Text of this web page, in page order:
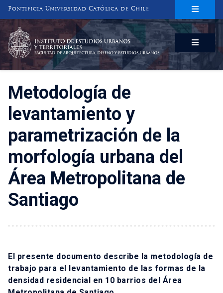
Pontificia Universidad Católica de Chile
INSTITUTO DE ESTUDIOS URBANOS
Y TERRITORIALES
FACULTAD DE ARQUITECTURA, DISEÑO Y ESTUDIOS URBANOS
Metodología de
levantamiento y
parametrización de la
morfología urbana del
Área Metropolitana de
Santiago
El presente documento describe la metodología de
trabajo para el levantamiento de las formas de la
densidad residencial en 10 barrios del Área